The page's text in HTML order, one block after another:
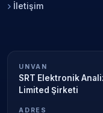
İletişim
UNVAN
SRT Elektronik
Limited Şirketi
ADRES